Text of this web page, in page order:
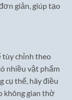
giản, giúp tạo
tùy chỉnh theo
nhiều vật phẩm
cụ thể, hãy điều
không gian thờ